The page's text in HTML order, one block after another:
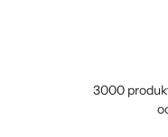
3000